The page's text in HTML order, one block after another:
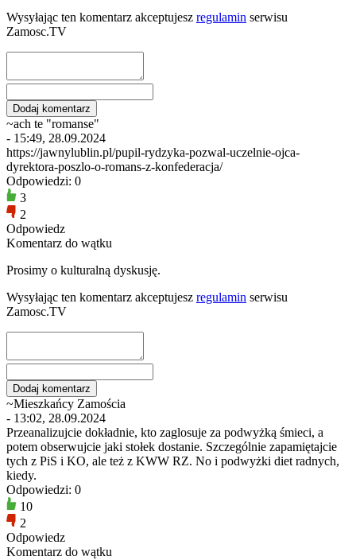
Wysyłając ten komentarz akceptujesz regulamin serwisu
Zamosc.TV
~ach te "romanse"
- 15:49, 28.09.2024
https://jawnylublin.pl/pupil-rydzyka-pozwal-uczelnie-ojca-
dyrektora-poszlo-o-romans-z-konfederacja/
Odpowiedzi: 0
3
2
Odpowiedz
Komentarz do wątku
Prosimy o kulturalną dyskusję.
Wysyłając ten komentarz akceptujesz regulamin serwisu
Zamosc.TV
~Mieszkańcy Zamościa
- 13:02, 28.09.2024
Przeanalizujcie dokładnie, kto zaglosuje za podwyżką śmieci, a
potem obserwujcie jaki stołek dostanie. Szczególnie zapamiętajcie
tych z PiS i KO, ale też z KWW RZ. No i podwyżki diet radnych,
kiedy.
Odpowiedzi: 0
10
2
Odpowiedz
Komentarz do wątku